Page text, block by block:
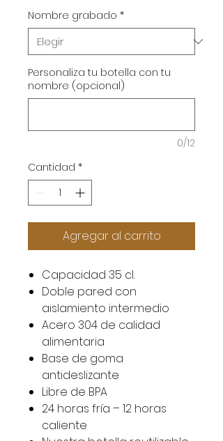
Nombre grabado *
Personaliza tu botella con tu
nombre (opcional)
0/12
Cantidad *
Agregar al carrito
Capacidad 35 cl.
Doble pared con
aislamiento intermedio
Acero 304 de calidad
alimentaria
Base de goma
antideslizante
Libre de BPA
24 horas fría – 12 horas
caliente